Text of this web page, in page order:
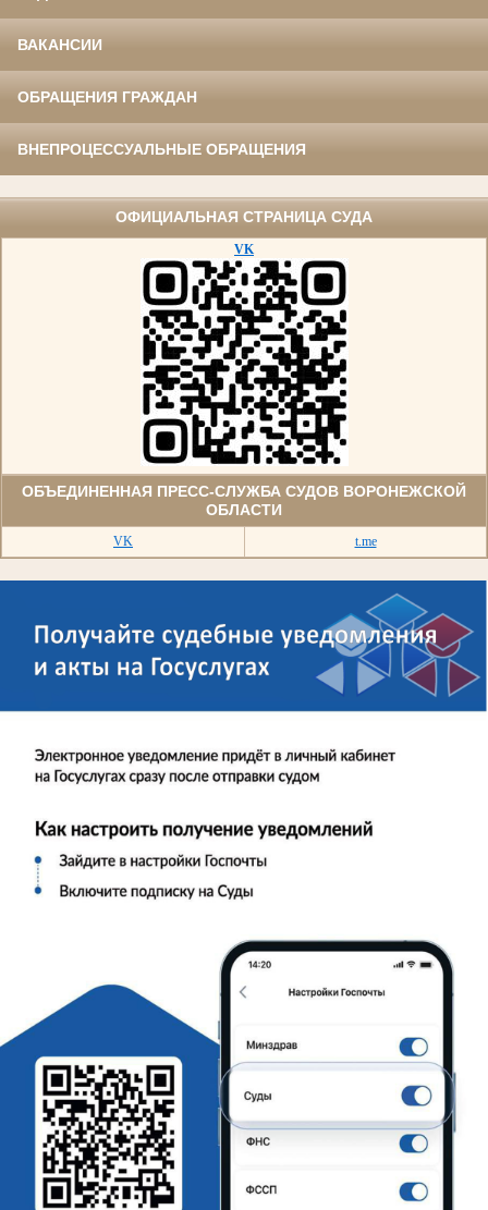
ВАКАНСИИ
ОБРАЩЕНИЯ ГРАЖДАН
ВНЕПРОЦЕССУАЛЬНЫЕ ОБРАЩЕНИЯ
ОФИЦИАЛЬНАЯ СТРАНИЦА СУДА
VK
ОБЪЕДИНЕННАЯ ПРЕСС-СЛУЖБА СУДОВ ВОРОНЕЖСКОЙ
ОБЛАСТИ
VK t.me